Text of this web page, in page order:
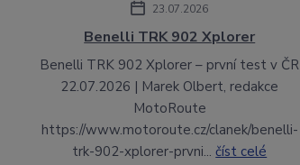
23.07.2026
Benelli TRK 902 Xplorer
Benelli TRK 902 Xplorer – první test v ČR
22.07.2026 | Marek Olbert, redakce
MotoRoute
https://www.motoroute.cz/clanek/benelli-
trk-902-xplorer-prvni...číst celé